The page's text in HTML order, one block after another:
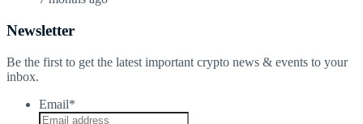
Newsletter
Be the first to get the latest important crypto news & events to your
inbox.
Email*